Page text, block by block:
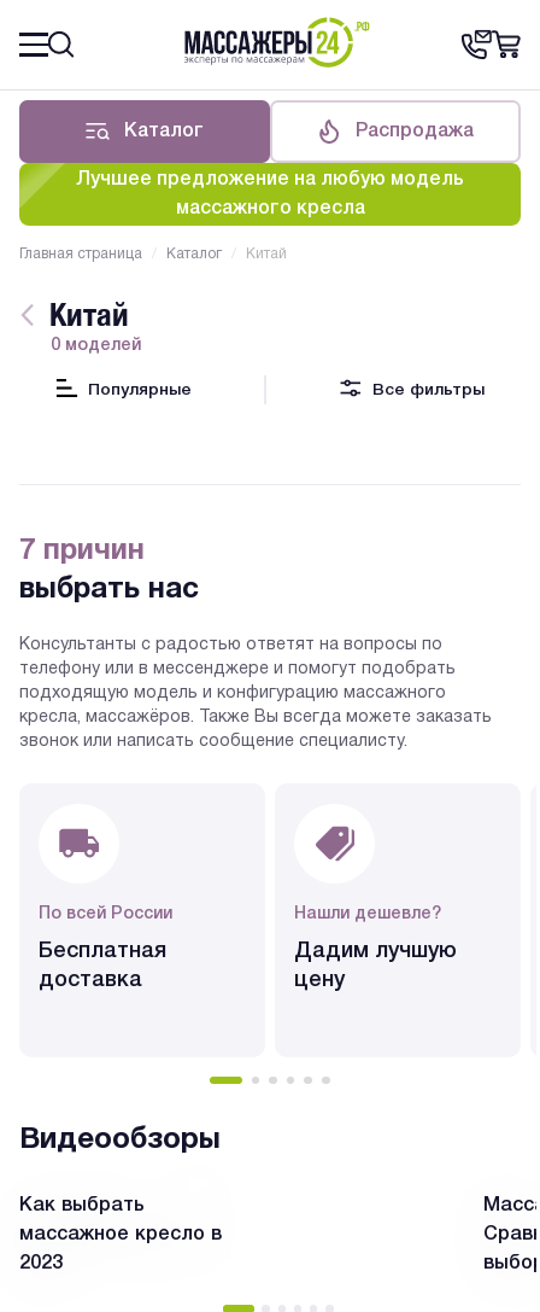
Каталог Распродажа
Лучшее предложение на любую модель
массажного кресла
Главная страница / Каталог / Китай
Китай
0 моделей
Популярные Все фильтры
7 причин
выбрать нас
Консультанты с радостью ответят на вопросы по
телефону или в мессенджере и помогут подобрать
подходящую модель и конфигурацию массажного
кресла, массажёров. Также Вы всегда можете заказать
звонок или написать сообщение специалисту.
По всей России
Бесплатная
доставка
Нашли дешевле?
Дадим лучшую
цену
Видеообзоры
Как выбрать
массажное кресло в
2023